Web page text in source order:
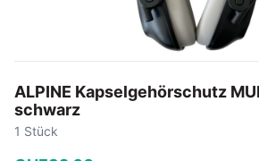
ALPINE Kapselgehörschutz
schwarz
1 Stück